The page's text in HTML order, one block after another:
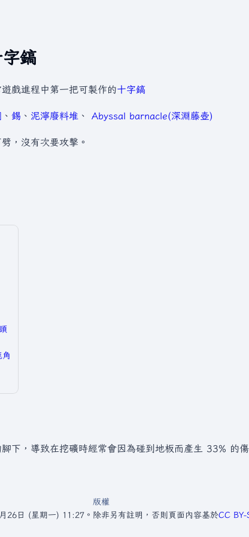
鎬
戲進程中第一把可製作的十字鎬
、 錫 、 泥濘廢料堆 、 Abyssal barnacle(深淵藤壺)
，沒有次要攻擊。
角
腳下，導致在挖礦時經常會因為碰到地板而產生 33% 的
26日 (星期一) 11:27。
版權
除非另有註明，否則頁面內容基於CC BY-